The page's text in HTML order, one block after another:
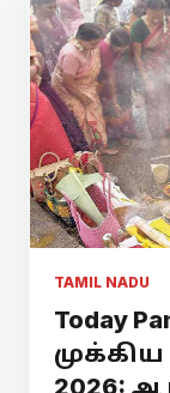
TAMIL NADU
Today
2026: